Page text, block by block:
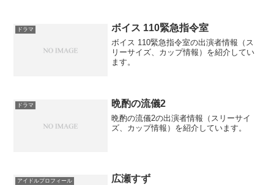
ドラマ ボイス 110緊急指令室
ボイス 110緊急指令室の出演者情報（ス
リーサイズ、カップ情報）を紹介してい
ます。
ドラマ 晩酌の流儀2
晩酌の流儀2の出演者情報（スリーサイ
ズ、カップ情報）を紹介しています。
アイドルプロフィール 広瀬すず